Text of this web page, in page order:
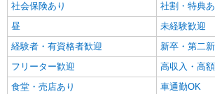
派遣社員
株式会社綜合キャリアオプション（
乗り物パーツの表面みがき/
時給1,500円〜1,875円
※時間外・深夜手当含む 【月
時間×21日+深夜・残業手当)
福島県福島市笹木野
社会保険あり
社割・特典あ
昼
未経験歓迎
経験者・有資格者歓迎
新卒・第二
フリーター歓迎
高収入・高額
食堂・売店あり
車通勤OK